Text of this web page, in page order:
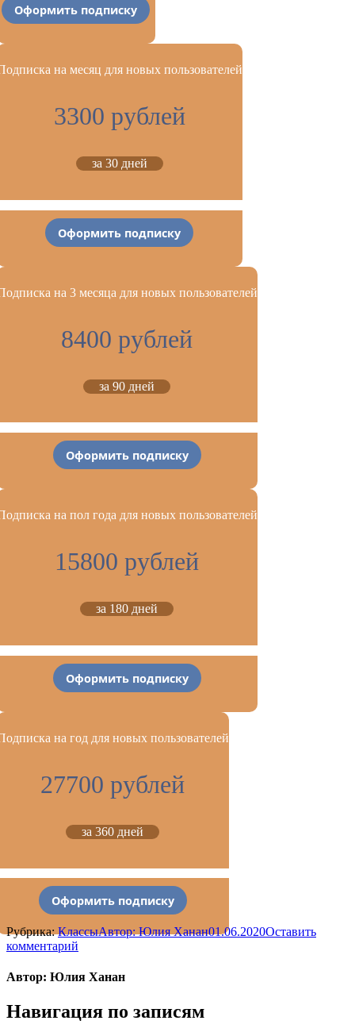
Оформить подписку
на месяц для новых пользователей
3300 рублей
за 30 дней
Оформить подписку
на 3 месяца для новых пользователей
8400 рублей
за 90 дней
Оформить подписку
на пол года для новых пользователей
15800 рублей
за 180 дней
Оформить подписку
на год для новых пользователей
27700 рублей
за 360 дней
Оформить подписку
Рубрика:КлассыАвтор:Юлия Ханан01.06.2020Оставить
комментарий
Автор: Юлия Ханан
Навигация по записям